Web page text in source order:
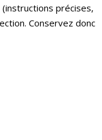
(instructions précises,
Conservez donc